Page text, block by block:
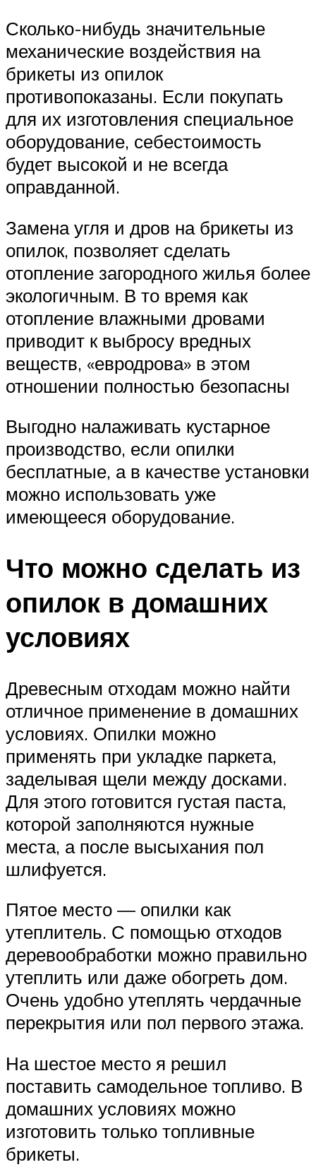
Сколько-нибудь значительные
механические воздействия на
брикеты из опилок
противопоказаны. Если покупать
для их изготовления специальное
оборудование, себестоимость
будет высокой и не всегда
оправданной.
Замена угля и дров на брикеты из
опилок, позволяет сделать
отопление загородного жилья более
экологичным. В то время как
отопление влажными дровами
приводит к выбросу вредных
веществ, «евродрова» в этом
отношении полностью безопасны
Выгодно налаживать кустарное
производство, если опилки
бесплатные, а в качестве установки
можно использовать уже
имеющееся оборудование.
Что можно сделать из
опилок в домашних
условиях
Древесным отходам можно найти
отличное применение в домашних
условиях. Опилки можно
применять при укладке паркета,
заделывая щели между досками.
Для этого готовится густая паста,
которой заполняются нужные
места, а после высыхания пол
шлифуется.
Пятое место — опилки как
утеплитель. С помощью отходов
деревообработки можно правильно
утеплить или даже обогреть дом.
Очень удобно утеплять чердачные
перекрытия или пол первого этажа.
На шестое место я решил
поставить самодельное топливо. В
домашних условиях можно
изготовить только топливные
брикеты.